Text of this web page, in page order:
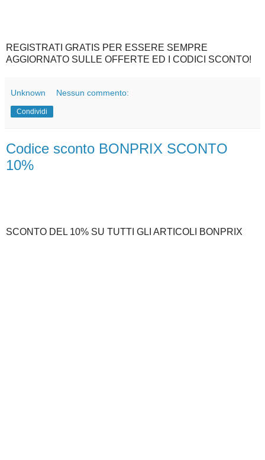
REGISTRATI GRATIS PER ESSERE SEMPRE
AGGIORNATO SULLE OFFERTE ED I CODICI SCONTO!
Unknown Nessun commento:
Condividi
Codice sconto BONPRIX SCONTO
10%
SCONTO DEL 10% SU TUTTI GLI ARTICOLI BONPRIX